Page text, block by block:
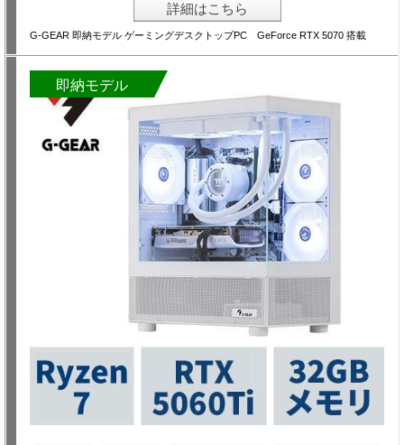
詳細はこちら
G-GEAR 即納モデル ゲーミングデスクトップPC GeForce RTX 5070 搭載
即納モデル